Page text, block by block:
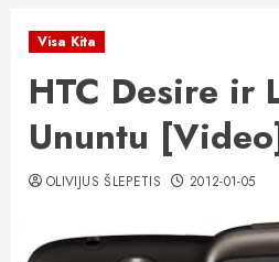
Visa Kita
HTC Desire ir
Ununtu
OLIVIJUS ŠLEPETIS 2012-01-05